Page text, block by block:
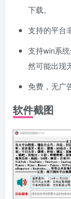
下载。
支持的平台
支持win系
然可能出现
免费，无广
软件截图